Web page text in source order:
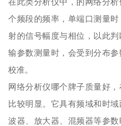
个频段的频率，单端口测量
射的信号幅度与相位，以此
输参数测量时，会受到分布
校准。
网络分析仪哪个牌子质量好
比较明显。它具有频域和时
波器、放大器、混频器等参